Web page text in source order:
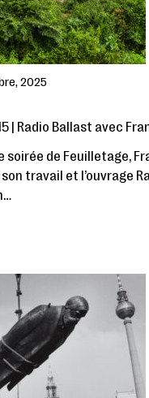
2025
| Radio Ballast avec
soirée de Feuilletage,
travail et l’ouvrage